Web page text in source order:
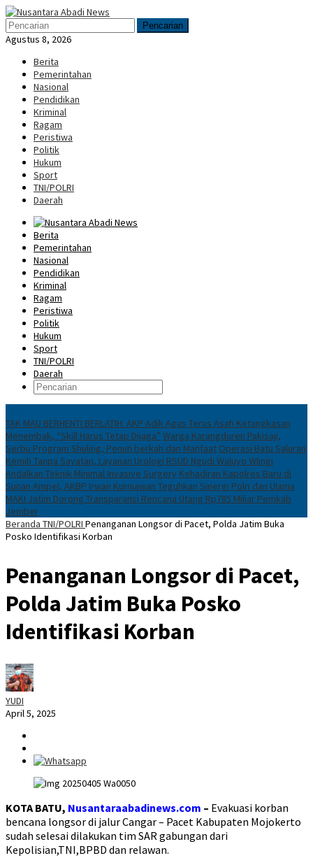
Loncat
ke
konten
Menu
Mobile
Pencarian
Agustus 8, 2026
Berita
Pemerintahan
Nasional
Pendidikan
Kriminal
Ragam
Peristiwa
Politik
Hukum
Sport
TNI/POLRI
Daerah
Berita
Pemerintahan
Nasional
Pendidikan
Kriminal
Ragam
Peristiwa
Politik
Hukum
Sport
TNI/POLRI
Daerah
TAK MAU BERHENTI BERLATIH: AKP Adik Agus Terus Asah Ketangkasan
Menembak, “Skill Harus Tetap Dijaga” Warga Karangduren Pakisaji,
Serbu Program Shuling, Penuh berkah dan Manfaat Operasi Batu Saluran
Kemih Tanpa Sayatan, Layanan Urologi RSUD Ngudi Waluyo Wlingi
Andalkan Teknik Minimal Invasive Surgery Kehadiran Kapolres Baru di
Sunan Ampel, AKBP Irwan Kurniawan Teguhkan Sinergi Polri dan Ulama
MAKI Jatim Dorong Transparansi Rencana Utang Rp785 Miliar Pemkab
Jember
Beranda TNI/POLRI Penanganan Longsor di Pacet, Polda Jatim Buka
Posko Identifikasi Korban
Penanganan Longsor di Pacet,
Polda Jatim Buka Posko
Identifikasi Korban
YUDI
April 5, 2025
KOTA BATU, Nusantaraabadinews.com – Evakuasi korban
bencana longsor di jalur Cangar – Pacet Kabupaten Mojokerto
sudah selesai dilakukan tim SAR gabungan dari
Kepolisian,TNI,BPBD dan relawan.